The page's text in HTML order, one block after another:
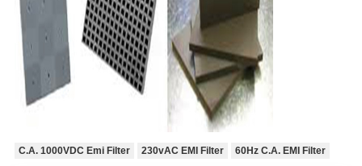
C.A. 1000VDC Emi Filter 230vAC EMI Filter 60Hz C.A. EMI Filter